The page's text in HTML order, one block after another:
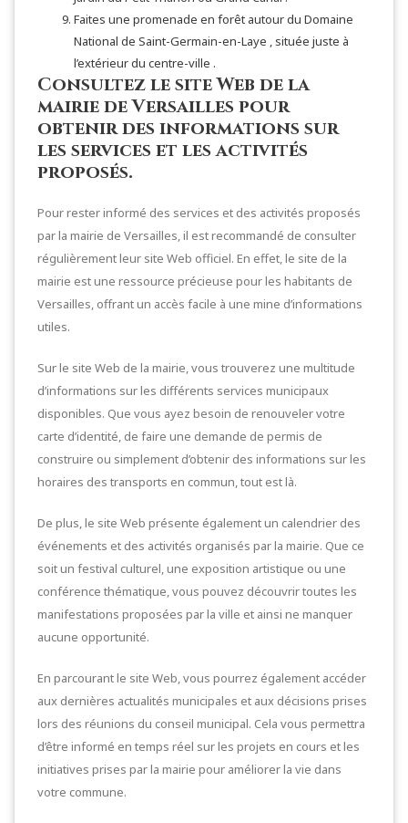
Faites une promenade en forêt autour du Domaine
National de Saint-Germain-en-Laye , située juste à
l’extérieur du centre-ville .
Consultez le site Web de la
mairie de Versailles pour
obtenir des informations sur
les services et les activités
proposés.
Pour rester informé des services et des activités proposés
par la mairie de Versailles, il est recommandé de consulter
régulièrement leur site Web officiel. En effet, le site de la
mairie est une ressource précieuse pour les habitants de
Versailles, offrant un accès facile à une mine d’informations
utiles.
Sur le site Web de la mairie, vous trouverez une multitude
d’informations sur les différents services municipaux
disponibles. Que vous ayez besoin de renouveler votre
carte d’identité, de faire une demande de permis de
construire ou simplement d’obtenir des informations sur les
horaires des transports en commun, tout est là.
De plus, le site Web présente également un calendrier des
événements et des activités organisés par la mairie. Que ce
soit un festival culturel, une exposition artistique ou une
conférence thématique, vous pouvez découvrir toutes les
manifestations proposées par la ville et ainsi ne manquer
aucune opportunité.
En parcourant le site Web, vous pourrez également accéder
aux dernières actualités municipales et aux décisions prises
lors des réunions du conseil municipal. Cela vous permettra
d’être informé en temps réel sur les projets en cours et les
initiatives prises par la mairie pour améliorer la vie dans
votre commune.